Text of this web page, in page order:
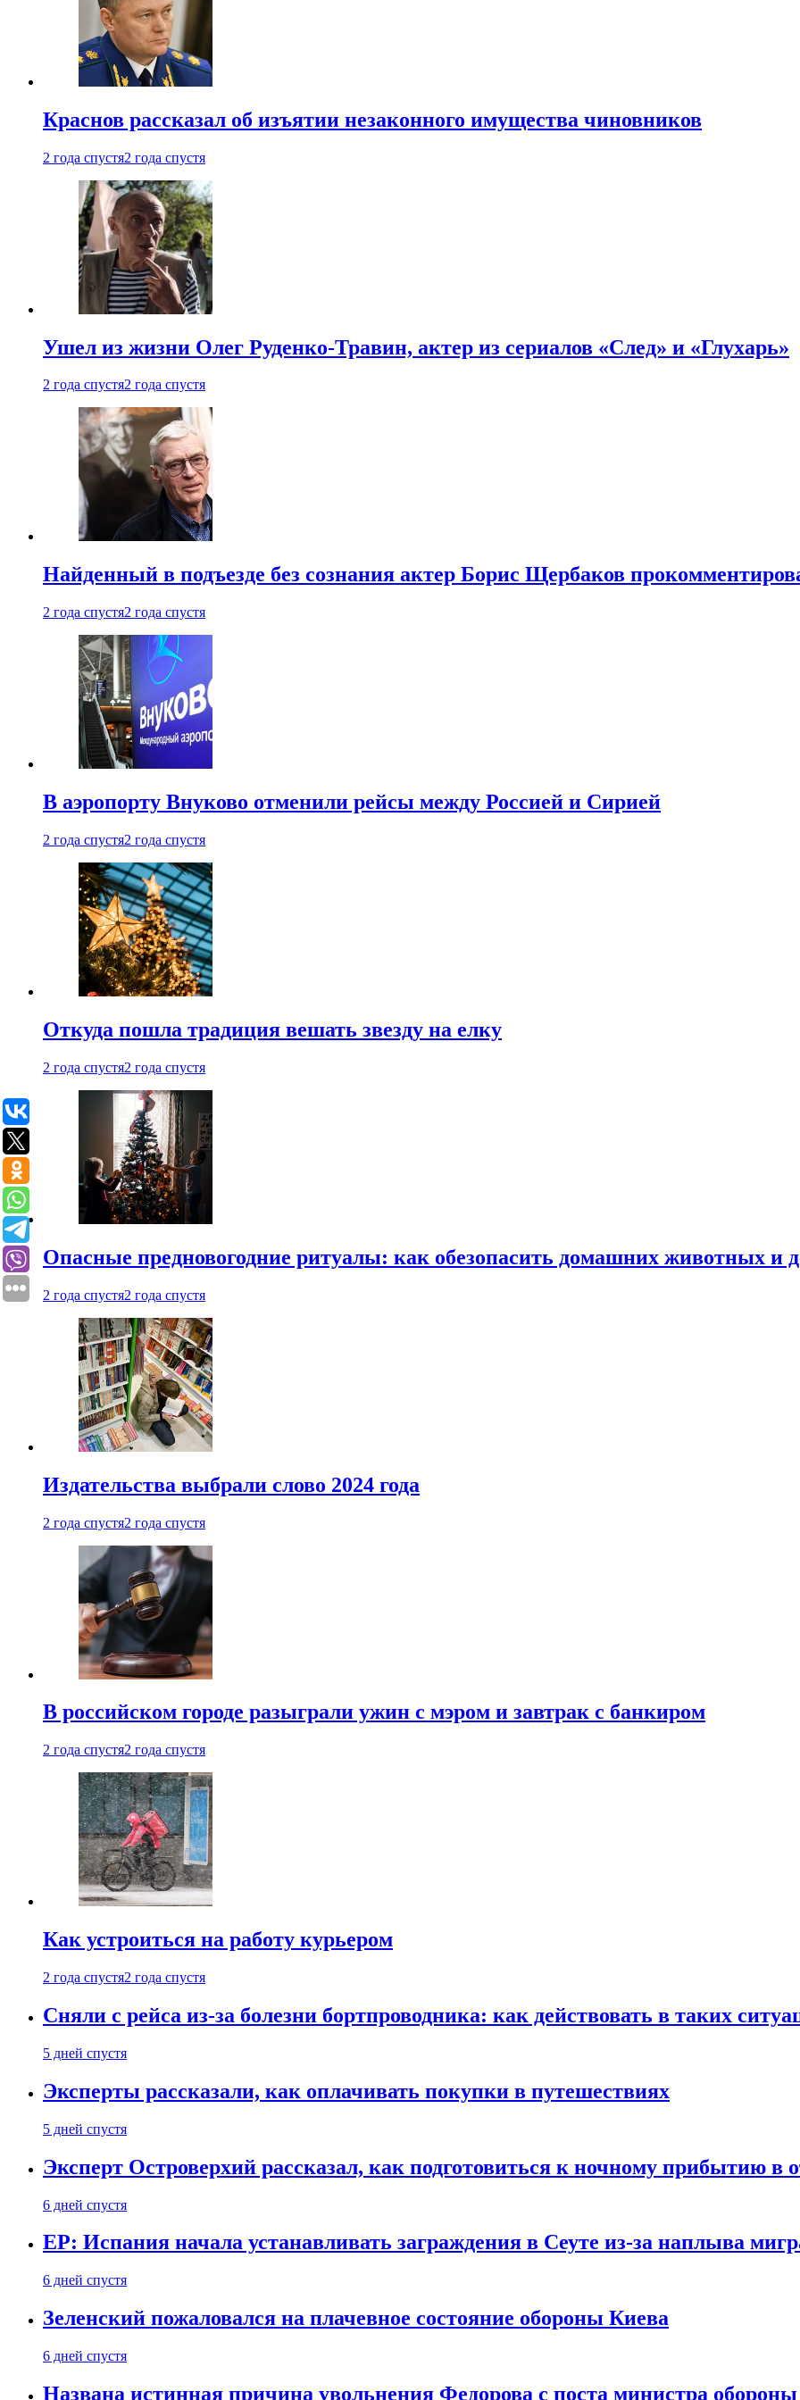
Краснов рассказал об изъятии незаконного имущества чиновников
2 года спустя2 года спустя
Ушел из жизни Олег Руденко-Травин, актер из сериалов «След» и «Глухарь»
2 года спустя2 года спустя
Найденный в подъезде без сознания актер Борис Щербаков
2 года спустя2 года спустя
В аэропорту Внуково отменили рейсы между Россией и Сирией
2 года спустя2 года спустя
Откуда пошла традиция вешать звезду на елку
2 года спустя2 года спустя
Опасные предновогодние ритуалы: как обезопасить домашних животных и
2 года спустя2 года спустя
Издательства выбрали слово 2024 года
2 года спустя2 года спустя
В российском городе разыграли ужин с мэром и завтрак с банкиром
2 года спустя2 года спустя
Как устроиться на работу курьером
2 года спустя2 года спустя
Сняли с рейса из-за болезни бортпроводника: как действовать в таких
5 дней спустя
Эксперты рассказали, как оплачивать покупки в путешествиях
5 дней спустя
Эксперт Островерхий рассказал, как подготовиться к ночному прибытию в
6 дней спустя
EP: Испания начала устанавливать заграждения в Сеуте из-за наплыва
6 дней спустя
Зеленский пожаловался на плачевное состояние обороны Киева
6 дней спустя
Названа истинная причина увольнения Федорова с поста министра